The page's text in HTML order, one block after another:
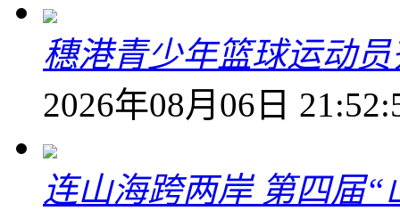
穗港青少年篮球运动
2026年08月06日
连山海跨两岸 第四届